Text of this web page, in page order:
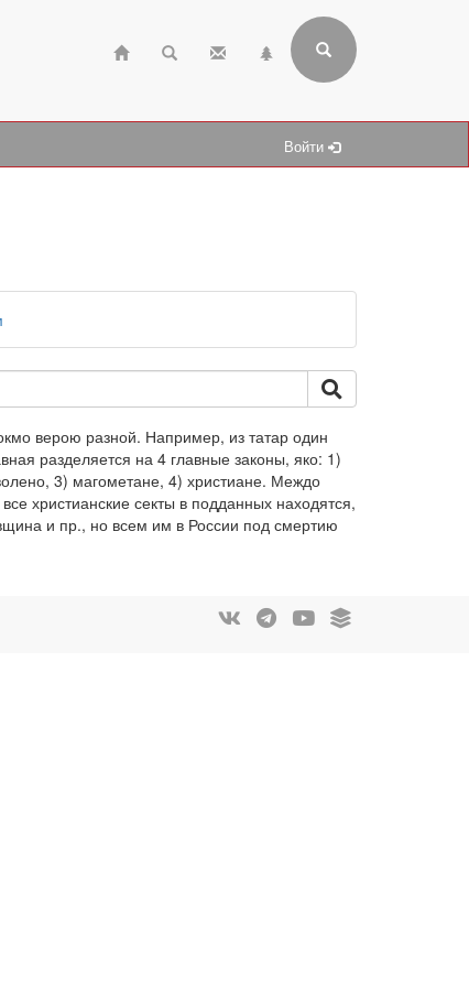
Войти
верою разной. Например, из татар один
разделяется на 4 главные законы, яко: 1)
3) магометане, 4) христиане. Междо
христианские секты в подданных находятся,
и пр., но всем им в России под смертию